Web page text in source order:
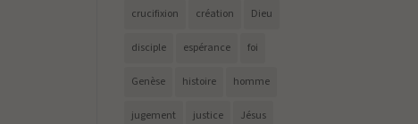
crucifixion création Dieu
disciple espérance foi
Genèse histoire homme
jugement justice Jésus